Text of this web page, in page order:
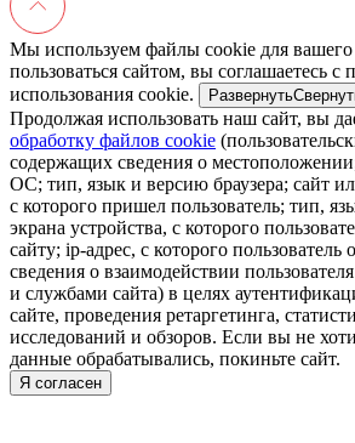
Мы используем файлы cookie для
пользоваться сайтом, вы соглашаетесь с
использования cookie.
Развернуть
Продолжая использовать наш сайт, вы
обработку файлов cookie
содержащих сведения о
ОС; тип, язык и версию браузера; сайт
с которого пришел пользователь; тип,
экрана устройства, с которого
сайту; ip-адрес, с которого пользователь
сведения о взаимодействии
и службами сайта) в целях
сайте, проведения ретаргетинга,
исследований и обзоров. Если вы не
данные обрабатывались, покиньте сайт.
Я согласен